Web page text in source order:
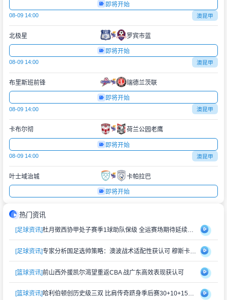
即将开始
08-09 14:00 澳昆甲
北极星 罗宾市蓝
即将开始
08-09 14:00 澳昆甲
布里斯班前锋 瑞德兰茨联
即将开始
08-09 14:00 澳昆甲
卡布尔彻 荷兰公园老鹰
即将开始
08-09 14:00 澳昆甲
叶士域治城 卡帕拉巴
即将开始
热门资讯
[足球资讯] 杜月徵西协甲处子赛季1球助队保级 全运赛场期待延续状态
[足球资讯] 专家分析国足选帅策略：澳波战术适配性获认可 穆斯卡特风格存隐忧
[篮球资讯]前山西外援凯尔渴望重返CBA 战广东高效表现获认可
[篮球资讯] 哈利伯顿创历史级三双 比肩传奇跻身季后赛30+10+15俱乐部